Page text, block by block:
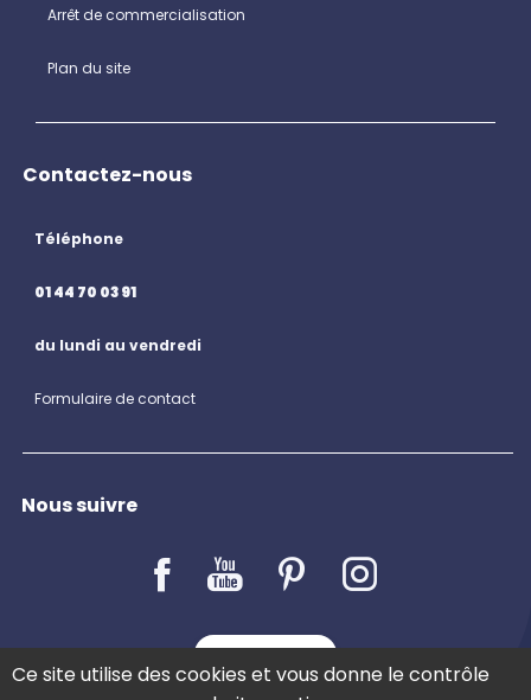
Arrêt de commercialisation
Plan du site
Contactez-nous
Téléphone
01 44 70 03 91
du lundi au vendredi
Formulaire de contact
Nous suivre
LE BLOG
Ce site utilise des cookies et vous donne le contrôle